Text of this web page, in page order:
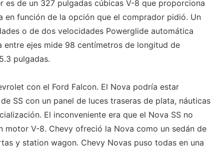
es de un 327 pulgadas cúbicas V-8 que proporciona
función de la opción que el comprador pidió. Un
o de dos velocidades Powerglide automática
entre ejes mide 98 centímetros de longitud de
pulgadas.
con el Ford Falcon. El Nova podría estar
SS con un panel de luces traseras de plata, náuticas
El inconveniente era que el Nova SS no
motor V-8. Chevy ofreció la Nova como un sedán de
y station wagon. Chevy Novas puso todas en una